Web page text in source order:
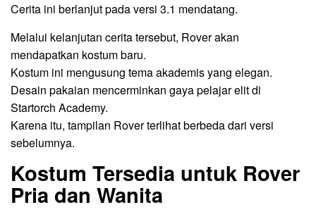
Cerita ini berlanjut pada versi 3.1 mendatang.
Melalui kelanjutan cerita tersebut, Rover akan
mendapatkan kostum baru.
Kostum ini mengusung tema akademis yang elegan.
Desain pakaian mencerminkan gaya pelajar elit di
Startorch Academy.
Karena itu, tampilan Rover terlihat berbeda dari versi
sebelumnya.
Kostum Tersedia untuk Rover
Pria dan Wanita